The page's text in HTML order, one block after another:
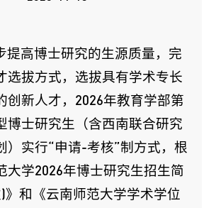
提高博士研究的生源质量，完
选拔方式，选拔具有学术专长
创新人才，2026年教育学部第
博士研究生 （含西南联合研究
）实行“申请-考核”制方式，根
大学2026年博士研究生招生简
》和《云南师范大学学术学位